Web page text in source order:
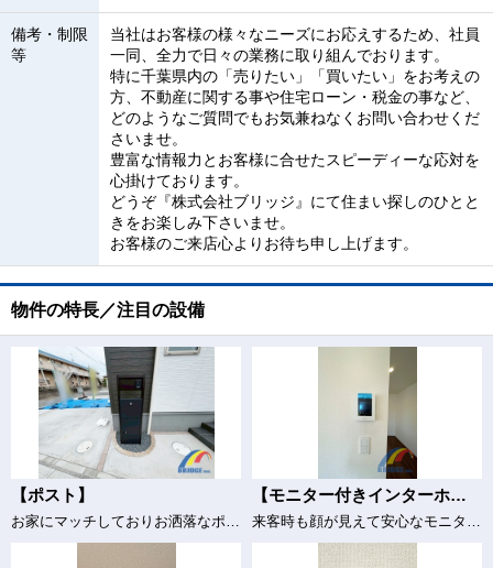
備考・制限
等
当社はお客様の様々なニーズにお応えするため、社員
一同、全力で日々の業務に取り組んでおります。
特に千葉県内の「売りたい」「買いたい」をお考えの
方、不動産に関する事や住宅ローン・税金の事など、
どのようなご質問でもお気兼ねなくお問い合わせくだ
さいませ。
豊富な情報力とお客様に合せたスピーディーな応対を
心掛けております。
どうぞ『株式会社ブリッジ』にて住まい探しのひとと
きをお楽しみ下さいませ。
お客様のご来店心よりお待ち申し上げます。
物件の特長／注目の設備
【ポスト】
お家にマッチしておりお洒落なポスト
【モニター付きインターホン】
来客時も顔が見えて安心なモニター付きインターホン